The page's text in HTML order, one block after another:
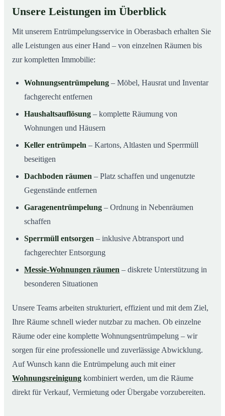
Unsere Leistungen im Überblick
Mit unserem Entrümpelungsservice in Oberasbach erhalten Sie
alle Leistungen aus einer Hand – von einzelnen Räumen bis
zur kompletten Immobilie:
Wohnungsentrümpelung – Möbel, Hausrat und Inventar
fachgerecht entfernen
Haushaltsauflösung – komplette Räumung von
Wohnungen und Häusern
Keller entrümpeln – Kartons, Altlasten und Sperrmüll
beseitigen
Dachboden räumen – Platz schaffen und ungenutzte
Gegenstände entfernen
Garagenentrümpelung – Ordnung in Nebenräumen
schaffen
Sperrmüll entsorgen – inklusive Abtransport und
fachgerechter Entsorgung
Messie-Wohnungen räumen – diskrete Unterstützung in
besonderen Situationen
Unsere Teams arbeiten strukturiert, effizient und mit dem Ziel,
Ihre Räume schnell wieder nutzbar zu machen. Ob einzelne
Räume oder eine komplette Wohnungsentrümpelung – wir
sorgen für eine professionelle und zuverlässige Abwicklung.
Auf Wunsch kann die Entrümpelung auch mit einer
Wohnungsreinigung kombiniert werden, um die Räume
direkt für Verkauf, Vermietung oder Übergabe vorzubereiten.